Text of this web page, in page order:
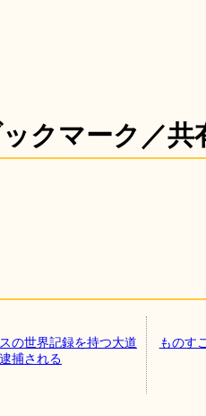
クマーク／共
の世界記録を持つ大道
捕される
ものす